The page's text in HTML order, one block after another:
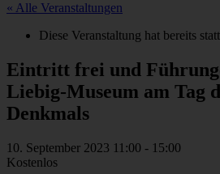
« Alle Veranstaltungen
Diese Veranstaltung hat bereits
Eintritt frei und
Liebig-Museum am Tag
Denkmals
10. September 2023 11:00 - 15:00
Kostenlos